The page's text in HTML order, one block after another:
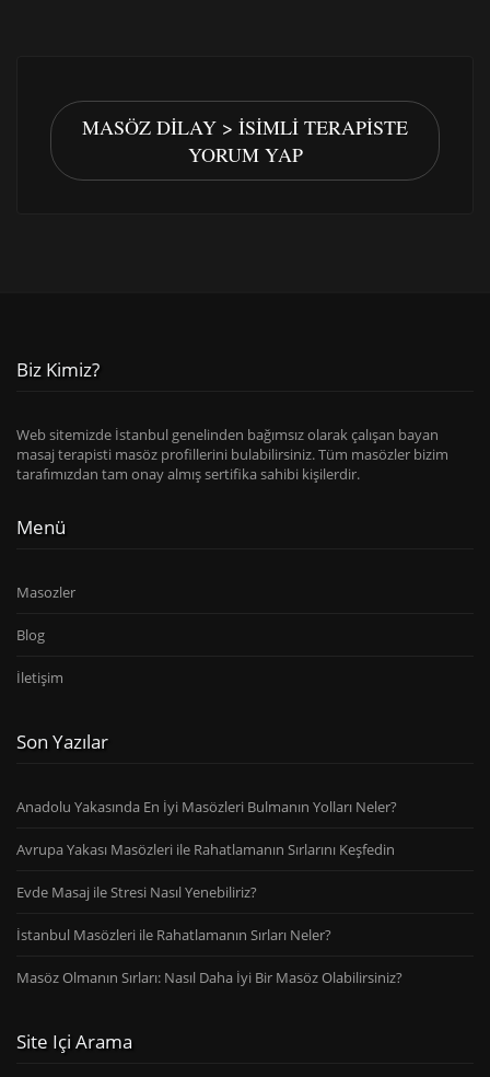
MASÖZ DILAY > İSIMLI TERAPISTE
YORUM YAP
Biz Kimiz?
Web sitemizde İstanbul genelinden bağımsız olarak çalışan bayan
masaj terapisti masöz profillerini bulabilirsiniz. Tüm masözler bizim
tarafımızdan tam onay almış sertifika sahibi kişilerdir.
Menü
Masozler
Blog
İletişim
Son Yazılar
Anadolu Yakasında En İyi Masözleri Bulmanın Yolları Neler?
Avrupa Yakası Masözleri ile Rahatlamanın Sırlarını Keşfedin
Evde Masaj ile Stresi Nasıl Yenebiliriz?
İstanbul Masözleri ile Rahatlamanın Sırları Neler?
Masöz Olmanın Sırları: Nasıl Daha İyi Bir Masöz Olabilirsiniz?
Site Içi Arama